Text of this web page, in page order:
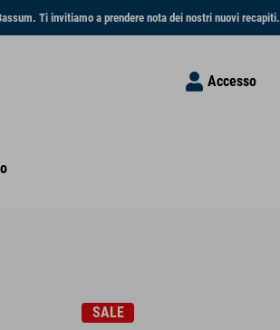
Ti invitiamo a prendere nota dei nostri nuovi recapiti.
Accesso
SALE